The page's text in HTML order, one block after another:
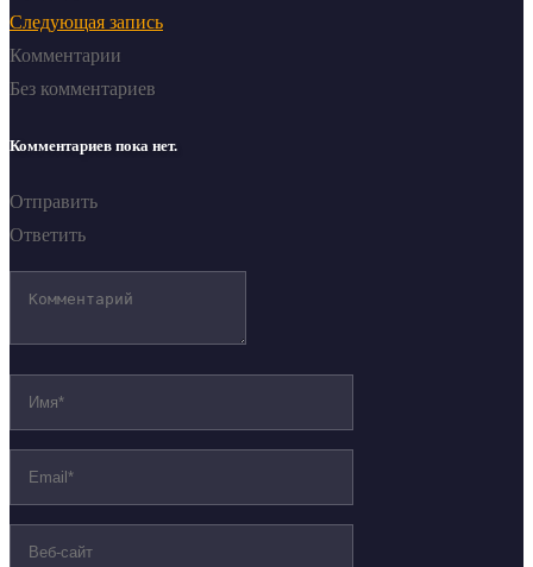
Следующая запись
Комментарии
Без комментариев
Комментариев пока нет.
Отправить
Ответить